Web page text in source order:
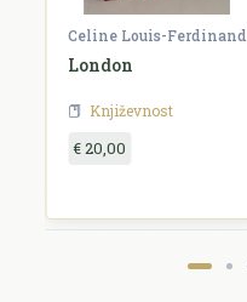
Celine Louis-Ferdinand
London
Književnost
€ 20,00